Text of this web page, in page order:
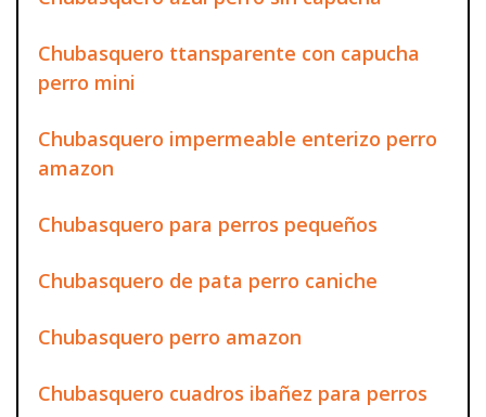
Chubasquero ttansparente con capucha
perro mini
Chubasquero impermeable enterizo perro
amazon
Chubasquero para perros pequeños
Chubasquero de pata perro caniche
Chubasquero perro amazon
Chubasquero cuadros ibañez para perros